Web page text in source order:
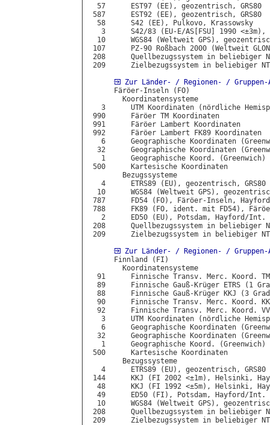
  57      EST97 (EE), geozentrisch, GRS80
587      EST92 (EE), geozentrisch, GRS80
  58      S42 (EE), Pulkovo, Krassowsky
3      S42/83 (EU-E/AS[FSU] 1990 <±3m),
10      WGS84 (Weltweit GPS),
107      PZ-90 Roßbach 2000 (Weltweit
208      Quellbezugssystem in beliebiger
209      Zielbezugssystem in beliebiger
Zur Länder- / Regionen- / Gruppen-
      Färöer-Inseln (FO)
        Koordinatensysteme
3      UTM Koordinaten (nördliche
990      Färöer TM Koordinaten
991      Färöer Lambert Koordinaten
992      Färöer Lambert FK89 Koordinaten
6      Geographische Koordinaten
32      Geographische Koordinaten
1      Geographische Koord. (Greenwich)
500      Kartesische Koordinaten
        Bezugssysteme
   4      ETRS89 (EU), geozentrisch, GRS80
10      WGS84 (Weltweit GPS),
787      FD54 (FO), Färöer-Inseln,
788      FK89 (FO, ident. mit FD54),
   2      ED50 (EU), Potsdam, Hayford/Int.
208      Quellbezugssystem in beliebiger
209      Zielbezugssystem in beliebiger
Zur Länder- / Regionen- / Gruppen-
      Finnland (FI)
        Koordinatensysteme
91      Finnische Transv. Merc. Koord.
89      Finnische Gauß-Krüger ETRS (1
88      Finnische Gauß-Krüger KKJ (3
90      Finnische Transv. Merc. Koord.
92      Finnische Transv. Merc. Koord.
3      UTM Koordinaten (nördliche
6      Geographische Koordinaten
32      Geographische Koordinaten
1      Geographische Koord. (Greenwich)
500      Kartesische Koordinaten
        Bezugssysteme
   4      ETRS89 (EU), geozentrisch, GRS80
144      KKJ (FI 2002 <±1m), Helsinki,
48      KKJ (FI 1992 <±5m), Helsinki,
  49      ED50 (FI), Potsdam, Hayford/Int.
10      WGS84 (Weltweit GPS),
208      Quellbezugssystem in beliebiger
209      Zielbezugssystem in beliebiger